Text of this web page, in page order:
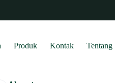
Produk Kontak Tentang